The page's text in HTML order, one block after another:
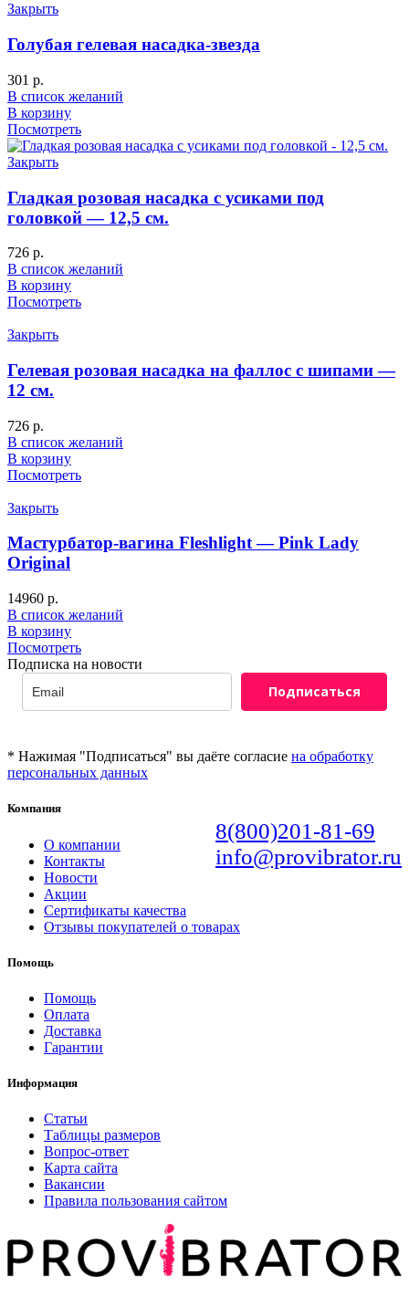
Закрыть
Голубая гелевая насадка-звезда
301 р.
В список желаний
В корзину
Посмотреть
Закрыть
Гладкая розовая насадка с усиками под
головкой — 12,5 см.
726 р.
В список желаний
В корзину
Посмотреть
Закрыть
Гелевая розовая насадка на фаллос с шипами —
12 см.
726 р.
В список желаний
В корзину
Посмотреть
Закрыть
Мастурбатор-вагина Fleshlight — Pink Lady
Original
14960 р.
В список желаний
В корзину
Посмотреть
Подписка на новости
Подписаться
* Нажимая "Подписаться" вы даёте согласие на обработку
персональных данных
8(800)201-81-69
info@provibrator.ru
Компания
О компании
Контакты
Новости
Акции
Сертификаты качества
Отзывы покупателей о товарах
Помощь
Помощь
Оплата
Доставка
Гарантии
Информация
Статьи
Таблицы размеров
Вопрос-ответ
Карта сайта
Вакансии
Правила пользования сайтом